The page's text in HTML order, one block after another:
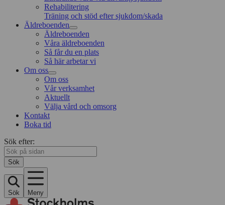
Rehabilitering
Träning och stöd efter sjukdom/skada
Äldreboenden
Äldreboenden
Våra äldreboenden
Så får du en plats
Så här arbetar vi
Om oss
Om oss
Vår verksamhet
Aktuellt
Välja vård och omsorg
Kontakt
Boka tid
Sök efter:
Sök
Sök Meny